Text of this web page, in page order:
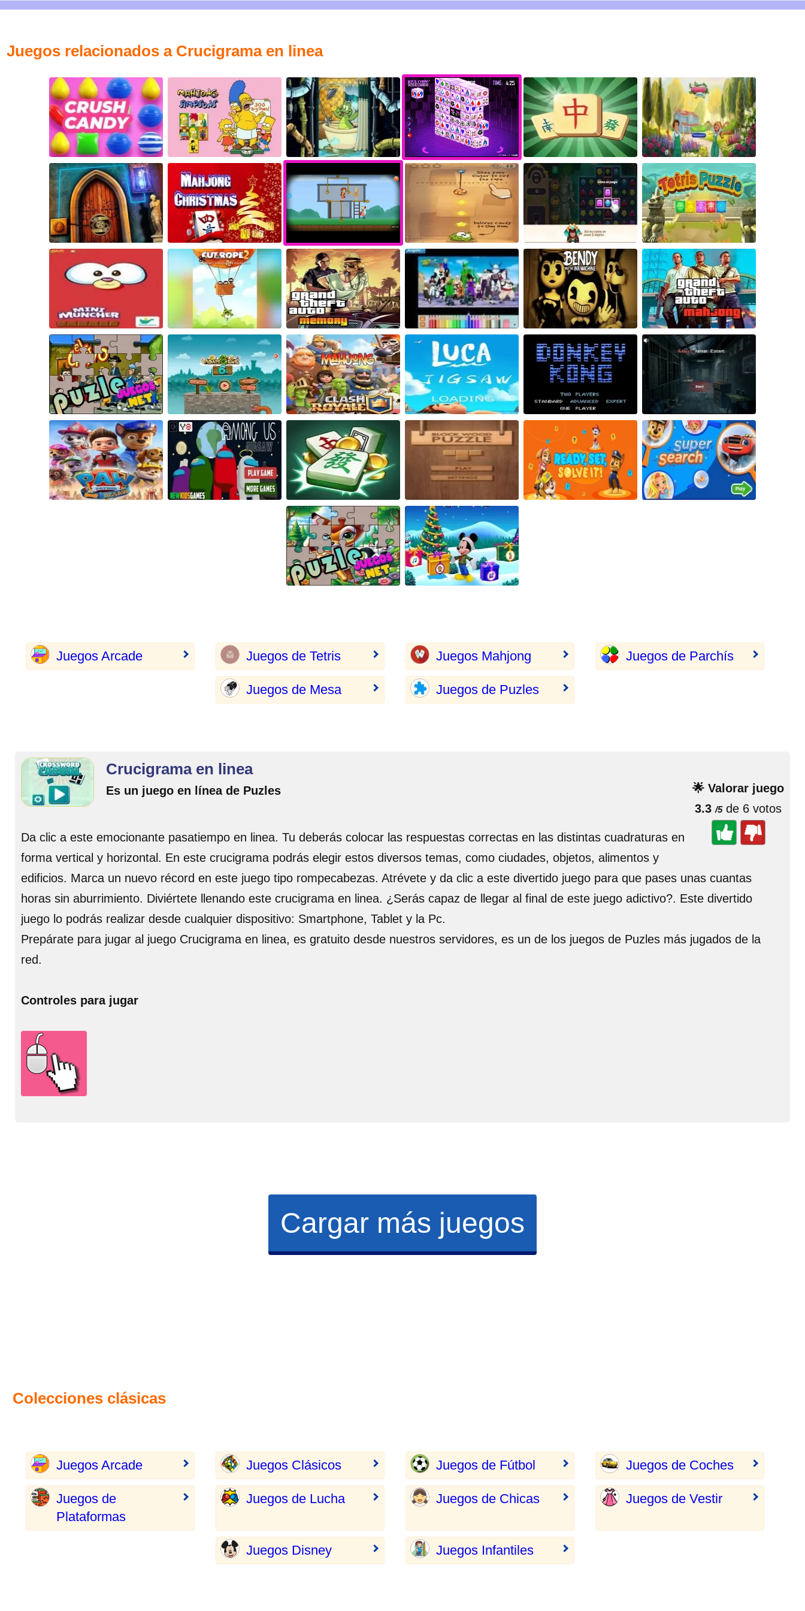
Juegos relacionados a Crucigrama en linea
Juegos Arcade Juegos de Tetris Juegos Mahjong Juegos de Parchís
Juegos de Mesa Juegos de Puzles
🌟 Valorar juego
3.3 /5de 6 votos
Crucigrama en linea
Es un juego en línea de Puzles
Da clic a este emocionante pasatiempo en linea. Tu deberás colocar las respuestas correctas en las distintas cuadraturas en
forma vertical y horizontal. En este crucigrama podrás elegir estos diversos temas, como ciudades, objetos, alimentos y
edificios. Marca un nuevo récord en este juego tipo rompecabezas. Atrévete y da clic a este divertido juego para que pases unas cuantas
horas sin aburrimiento. Diviértete llenando este crucigrama en linea. ¿Serás capaz de llegar al final de este juego adictivo?. Este divertido
juego lo podrás realizar desde cualquier dispositivo: Smartphone, Tablet y la Pc.
Prepárate para jugar al juego Crucigrama en linea, es gratuito desde nuestros servidores, es un de los juegos de Puzles más jugados de la
red.
Controles para jugar
Cargar más juegos
Colecciones clásicas
Juegos Arcade Juegos Clásicos Juegos de Fútbol Juegos de Coches
Juegos de
Plataformas
Juegos de Lucha Juegos de Chicas Juegos de Vestir
Juegos Disney Juegos Infantiles